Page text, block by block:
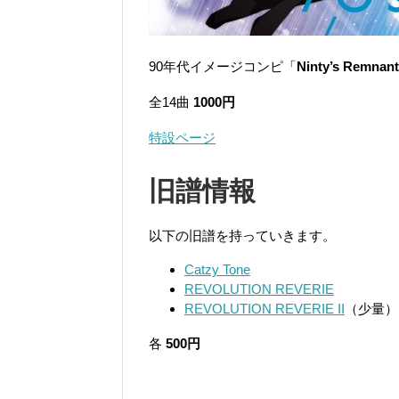
90年代イメージコンピ「Ninty’s
全14曲 1000円
特設ページ
旧譜情報
以下の旧譜を持っていきます。
Catzy Tone
REVOLUTION REVERIE
REVOLUTION REVERIE II （少量）
各 500円